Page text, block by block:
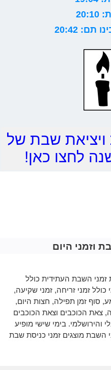
20:42
ויציאת שבת של
לחצו כאן!
וזמני היום
זמני השבת העתידית כולל
זמני זריחה, זמני שקיעה,
סוף זמן תפילה, חצות היום,
צאת הכוכבים וצאת הכוכבים
והירושלמי. בימי שישי מופיע
השבת מוצגים זמני כניסת שבת